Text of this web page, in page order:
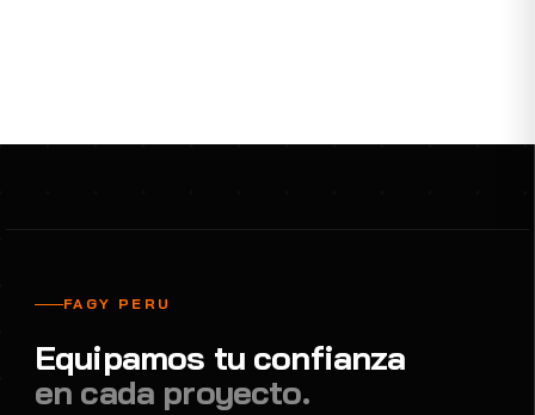
FAGY PERU
Equipamos tu confianza
en cada proyecto.